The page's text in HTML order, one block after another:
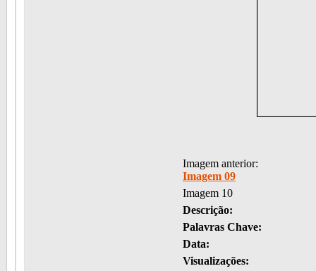
Imagem anterior:
Imagem 09
Imagem 10
Descrição:
Palavras Chave:
Data:
Visualizações: